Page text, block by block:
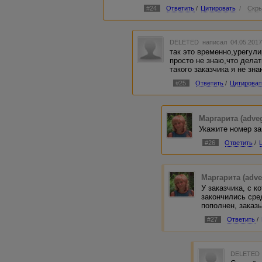
#24 Ответить / Цитировать /
DELETED написал
так это
просто не знаю,что
такого заказчика я не
#25 Ответить /
Маргарита
Укажите номер
#26 Ответить /
Маргарита
У заказчика, с
закончились
пополнен,
#27 Ответить /
DELETED